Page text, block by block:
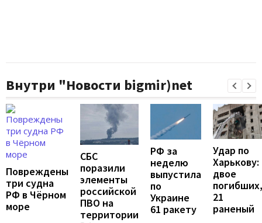
Внутри "Новости bigmir)net
Повреждены
три судна
РФ в Чёрном
море
СБС
поразили
элементы
российской
ПВО на
территории
РФ за
неделю
выпустила
по
Украине
61 ракету
Удар по
Харькову:
двое
погибших,
21
раненый